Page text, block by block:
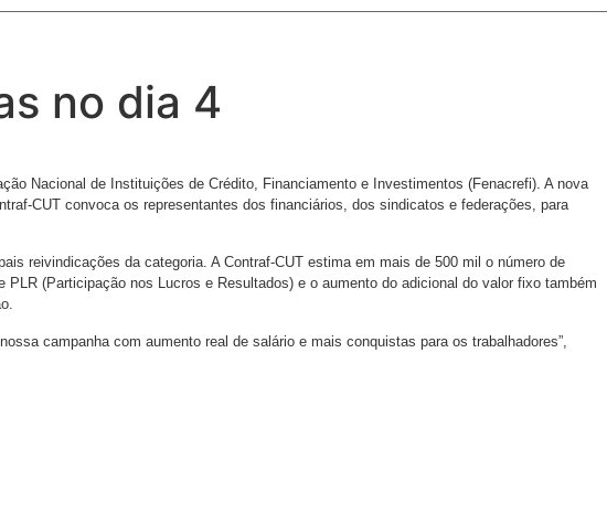
no dia 4
Nacional de Instituições de Crédito, Financiamento e Investimentos (Fenacrefi). A nova
CUT convoca os representantes dos financiários, dos sindicatos e federações, para
reivindicações da categoria. A Contraf-CUT estima em mais de 500 mil o número de
(Participação nos Lucros e Resultados) e o aumento do adicional do valor fixo também
campanha com aumento real de salário e mais conquistas para os trabalhadores”,